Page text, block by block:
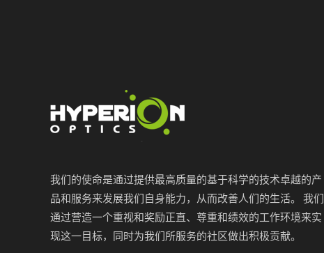
我们的使命是通过提供最高质量的基于科学的技术卓越的产
品和服务来发展我们自身能力，从而改善人们的生活。 我们
通过营造一个重视和奖励正直、尊重和绩效的工作环境来实
现这一目标，同时为我们所服务的社区做出积极贡献。